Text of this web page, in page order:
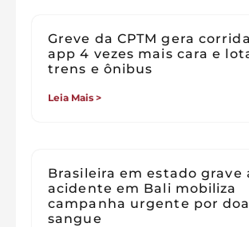
Greve da CPTM gera
app 4 vezes mais cara e
trens e ônibus
Leia Mais >
Brasileira em estado grave
acidente em Bali mobiliza
campanha urgente por
sangue